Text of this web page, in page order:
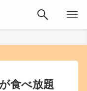
食べ放題